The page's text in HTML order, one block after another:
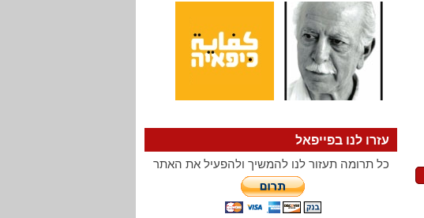
עזרו לנו בפייפאל
כל תרומה תעזור לנו להמשיך ולהפעיל את האתר